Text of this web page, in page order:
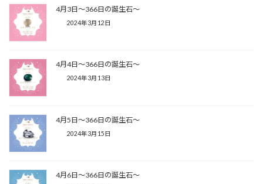
4月3日〜366日の誕生石〜
2024年3月12日
4月4日〜366日の誕生石〜
2024年3月13日
4月5日〜366日の誕生石〜
2024年3月15日
4月6日〜366日の誕生石〜